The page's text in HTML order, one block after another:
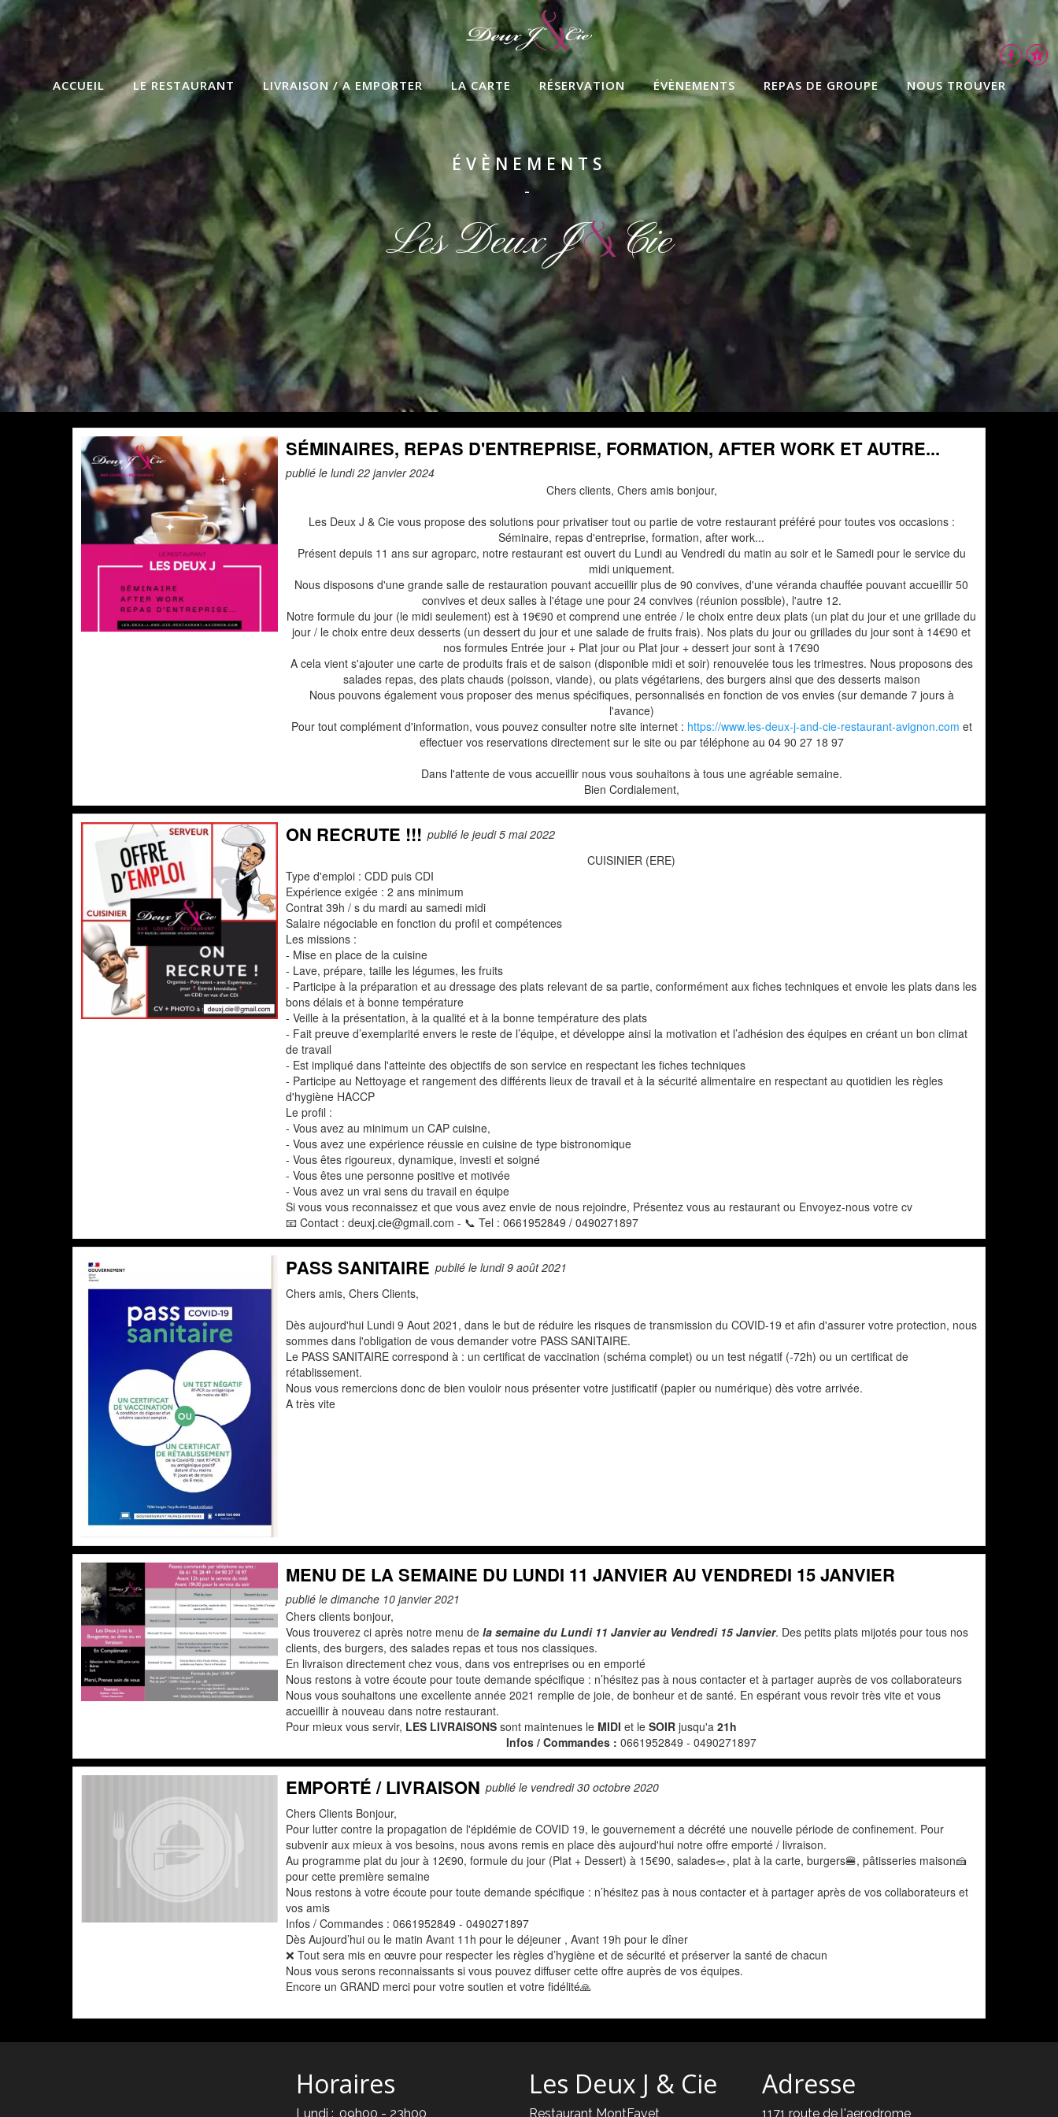
ACCUEIL LE RESTAURANT LIVRAISON / A EMPORTER LA CARTE RÉSERVATION ÉVÈNEMENTS REPAS DE GROUPE NOUS TROUVER
ÉVÈNEMENTS
-
Les Deux J Cie
SÉMINAIRES, REPAS D'ENTREPRISE, FORMATION, AFTER WORK ET AUTRE...
publié le lundi 22 janvier 2024
Chers clients, Chers amis bonjour,
Les Deux J & Cie vous propose des solutions pour privatiser tout ou partie de votre restaurant préféré pour toutes vos occasions :
Séminaire, repas d'entreprise, formation, after work...
Présent depuis 11 ans sur agroparc, notre restaurant est ouvert du Lundi au Vendredi du matin au soir et le Samedi pour le service du
midi uniquement.
Nous disposons d'une grande salle de restauration pouvant accueillir plus de 90 convives, d'une véranda chauffée pouvant accueillir 50
convives et deux salles à l'étage une pour 24 convives (réunion possible), l'autre 12.
Notre formule du jour (le midi seulement) est à 19€90 et comprend une entrée / le choix entre deux plats (un plat du jour et une grillade du
jour / le choix entre deux desserts (un dessert du jour et une salade de fruits frais). Nos plats du jour ou grillades du jour sont à 14€90 et
nos formules Entrée jour + Plat jour ou Plat jour + dessert jour sont à 17€90
A cela vient s'ajouter une carte de produits frais et de saison (disponible midi et soir) renouvelée tous les trimestres. Nous proposons des
salades repas, des plats chauds (poisson, viande), ou plats végétariens, des burgers ainsi que des desserts maison
Nous pouvons également vous proposer des menus spécifiques, personnalisés en fonction de vos envies (sur demande 7 jours à
l'avance)
Pour tout complément d'information, vous pouvez consulter notre site internet : https://www.les-deux-j-and-cie-restaurant-avignon.com et
effectuer vos reservations directement sur le site ou par téléphone au 04 90 27 18 97
Dans l'attente de vous accueillir nous vous souhaitons à tous une agréable semaine.
Bien Cordialement,
ON RECRUTE !!! publié le jeudi 5 mai 2022
CUISINIER (ERE)
Type d'emploi : CDD puis CDI
Expérience exigée : 2 ans minimum
Contrat 39h / s du mardi au samedi midi
Salaire négociable en fonction du profil et compétences
Les missions :
- Mise en place de la cuisine
- Lave, prépare, taille les légumes, les fruits
- Participe à la préparation et au dressage des plats relevant de sa partie, conformément aux fiches techniques et envoie les plats dans les
bons délais et à bonne température
- Veille à la présentation, à la qualité et à la bonne température des plats
- Fait preuve d’exemplarité envers le reste de l’équipe, et développe ainsi la motivation et l’adhésion des équipes en créant un bon climat
de travail
- Est impliqué dans l'atteinte des objectifs de son service en respectant les fiches techniques
- Participe au Nettoyage et rangement des différents lieux de travail et à la sécurité alimentaire en respectant au quotidien les règles
d'hygiène HACCP
Le profil :
- Vous avez au minimum un CAP cuisine,
- Vous avez une expérience réussie en cuisine de type bistronomique
- Vous êtes rigoureux, dynamique, investi et soigné
- Vous êtes une personne positive et motivée
- Vous avez un vrai sens du travail en équipe
Si vous vous reconnaissez et que vous avez envie de nous rejoindre, Présentez vous au restaurant ou Envoyez-nous votre cv
📧 Contact : deuxj.cie@gmail.com - 📞 Tel : 0661952849 / 0490271897
PASS SANITAIRE publié le lundi 9 août 2021
Chers amis, Chers Clients,
Dès aujourd'hui Lundi 9 Aout 2021, dans le but de réduire les risques de transmission du COVID-19 et afin d'assurer votre protection, nous
sommes dans l'obligation de vous demander votre PASS SANITAIRE.
Le PASS SANITAIRE correspond à : un certificat de vaccination (schéma complet) ou un test négatif (-72h) ou un certificat de
rétablissement.
Nous vous remercions donc de bien vouloir nous présenter votre justificatif (papier ou numérique) dès votre arrivée.
A très vite
MENU DE LA SEMAINE DU LUNDI 11 JANVIER AU VENDREDI 15 JANVIER
publié le dimanche 10 janvier 2021
Chers clients bonjour,
Vous trouverez ci après notre menu de la semaine du Lundi 11 Janvier au Vendredi 15 Janvier. Des petits plats mijotés pour tous nos
clients, des burgers, des salades repas et tous nos classiques.
En livraison directement chez vous, dans vos entreprises ou en emporté
Nous restons à votre écoute pour toute demande spécifique : n’hésitez pas à nous contacter et à partager auprès de vos collaborateurs
Nous vous souhaitons une excellente année 2021 remplie de joie, de bonheur et de santé. En espérant vous revoir très vite et vous
accueillir à nouveau dans notre restaurant.
Pour mieux vous servir, LES LIVRAISONS sont maintenues le MIDI et le SOIR jusqu'a 21h
Infos / Commandes : 0661952849 - 0490271897
EMPORTÉ / LIVRAISON publié le vendredi 30 octobre 2020
Chers Clients Bonjour,
Pour lutter contre la propagation de l'épidémie de COVID 19, le gouvernement a décrété une nouvelle période de confinement. Pour
subvenir aux mieux à vos besoins, nous avons remis en place dès aujourd'hui notre offre emporté / livraison.
Au programme plat du jour à 12€90, formule du jour (Plat + Dessert) à 15€90, salades🥗, plat à la carte, burgers🍔, pâtisseries maison🍰
pour cette première semaine
Nous restons à votre écoute pour toute demande spécifique : n’hésitez pas à nous contacter et à partager après de vos collaborateurs et
vos amis
Infos / Commandes : 0661952849 - 0490271897
Dès Aujourd’hui ou le matin Avant 11h pour le déjeuner , Avant 19h pour le dîner
❌ Tout sera mis en œuvre pour respecter les règles d’hygiène et de sécurité et préserver la santé de chacun
Nous vous serons reconnaissants si vous pouvez diffuser cette offre auprès de vos équipes.
Encore un GRAND merci pour votre soutien et votre fidélité🙏
Horaires
Lundi : 09h00 - 23h00
Les Deux J & Cie
Restaurant MontFavet
Adresse
1171 route de l'aerodrome